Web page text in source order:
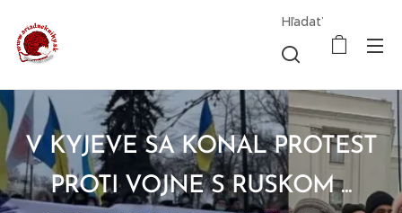
Hľadať
V KYJEVE SA KONAL PROTEST
PROTI VOJNE S RUSKOM ...